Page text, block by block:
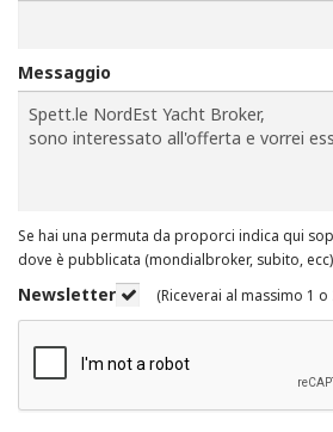
Messaggio
Se hai una permuta da proporci indica qui
dove è pubblicata (mondialbroker, subito,
Newsletter (Riceverai al massimo 1 o